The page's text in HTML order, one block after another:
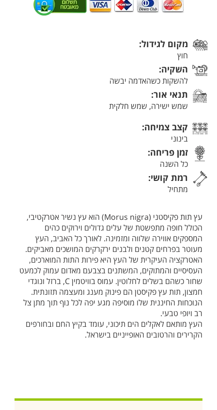
מקום לגידול:
חוץ
השקיה:
להשקות כשהאדמה יבשה
תנאי אור:
שמש ישירה, שמש חלקית
קצב צמיחה:
בינוני
זמן פריחה:
כל השנה
רמת קושי:
מתחיל
עץ תות פקיסטני (Morus nigra) הוא עץ נשיר אטרקטיבי,
הכולל חופה מתפשטת של עלים גדולים וירוקים כהים
המספקים אווירה שלווה ומזמינה. לאורך כל האביב, העץ
מעוטר בפרחים קטנים ולבנים ירקרקים המושכים מאביקים.
האטרקציה העיקרית של העץ היא פירות התות המוארכים,
העסיסיים והמתוקים, המשתנים בצבעם מאדום עמוק לכמעט
שחור כשהם בשלים לחלוטין. עמוס בוויטמין C, ברזל ונוגדי
חמצון, תות עץ פקיסטן הם פינוק מענג ומעצמה תזונתית.
הנוכחות החיננית שלו מוסיפה מגע יפה לכל נוף תוך מתן צל
רב ויופי טבעי.
העץ מותאם לאקלים הים תיכוני, עומד בקיץ החם ובחורפים
הקרירים והרטובים האופייניים בישראל.